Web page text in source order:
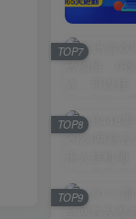
TOP7
TOP8
TOP9